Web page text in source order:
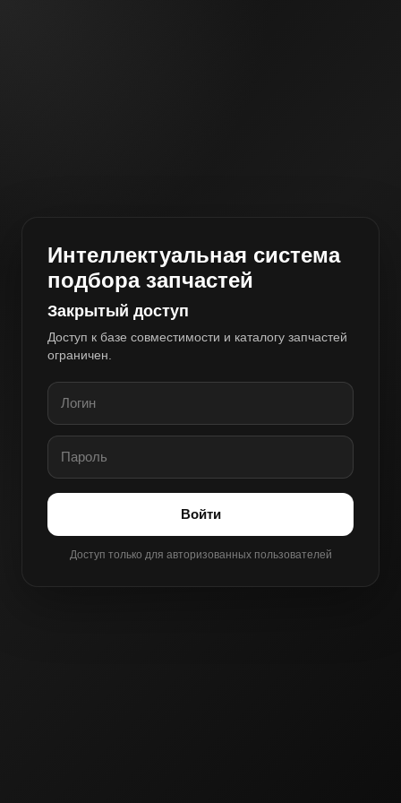
Интеллектуальная система
подбора запчастей
Закрытый доступ
Доступ к базе совместимости и каталогу запчастей
ограничен.
Войти
Доступ только для авторизованных пользователей